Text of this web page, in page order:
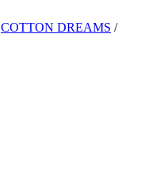
COTTON DREAMS /